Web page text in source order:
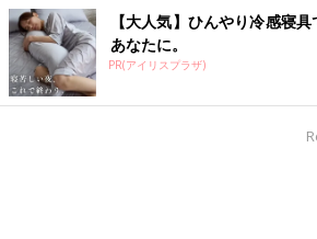
【大人気】ひんやり冷感寝
あなたに。
PR(アイリスプラザ)